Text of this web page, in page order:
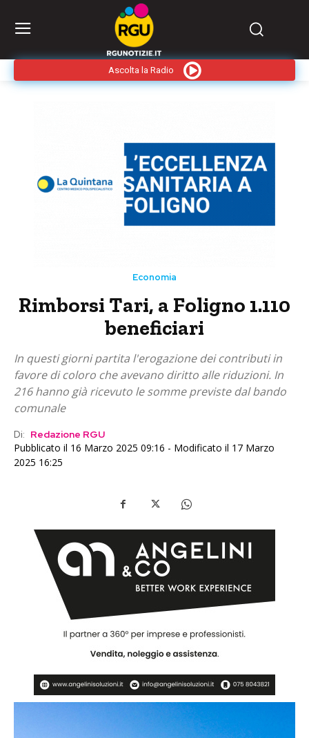
Ascolta la Radio
Economia
Rimborsi Tari, a Foligno 1.110
beneficiari
In questi giorni partita l'erogazione dei contributi in
favore di coloro che avevano diritto alle riduzioni. In
216 hanno già ricevuto le somme previste dal bando
comunale
Di: Redazione RGU
Pubblicato il 16 Marzo 2025 09:16 - Modificato il 17 Marzo
2025 16:25